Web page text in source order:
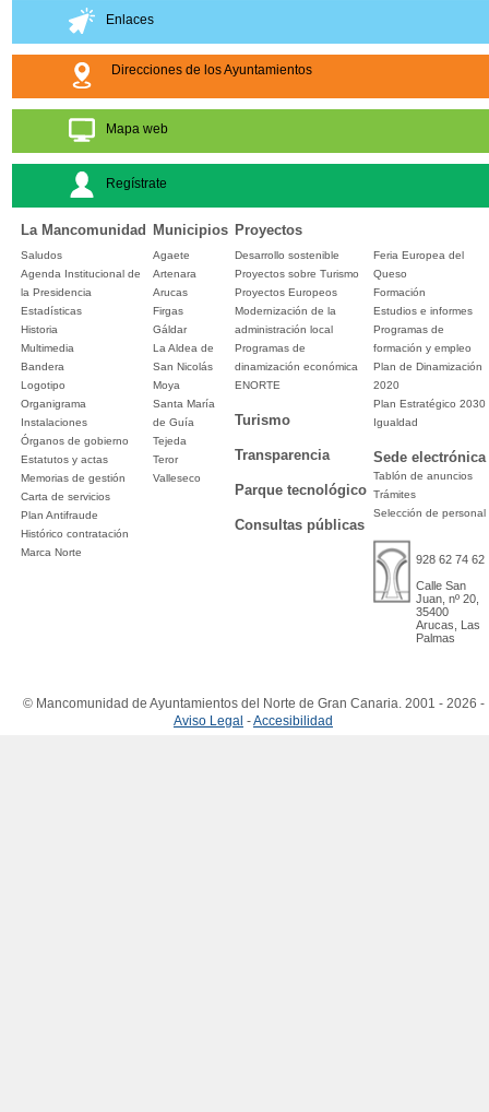
Enlaces
Direcciones de los Ayuntamientos
Mapa web
Regístrate
La Mancomunidad Municipios Proyectos
Saludos
Agenda Institucional de
la Presidencia
Estadísticas
Historia
Multimedia
Bandera
Logotipo
Organigrama
Instalaciones
Órganos de gobierno
Estatutos y actas
Memorias de gestión
Carta de servicios
Plan Antifraude
Histórico contratación
Marca Norte
Agaete
Artenara
Arucas
Firgas
Gáldar
La Aldea de
San Nicolás
Moya
Santa María
de Guía
Tejeda
Teror
Valleseco
Desarrollo sostenible
Proyectos sobre Turismo
Proyectos Europeos
Modernización de la
administración local
Programas de
dinamización económica
ENORTE
Turismo
Transparencia
Parque tecnológico
Consultas públicas
Feria Europea del
Queso
Formación
Estudios e informes
Programas de
formación y empleo
Plan de Dinamización
2020
Plan Estratégico 2030
Igualdad
Sede electrónica
Tablón de anuncios
Trámites
Selección de personal
928 62 74 62
Calle San
Juan, nº 20,
35400
Arucas, Las
Palmas
© Mancomunidad de Ayuntamientos del Norte de Gran Canaria. 2001 - 2026 -
Aviso Legal -Accesibilidad